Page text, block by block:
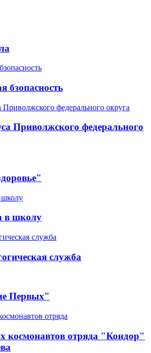
бзопасность
Приволжского федерального
в школу
служба
Первых"
космонавтов отряда "Кондор"